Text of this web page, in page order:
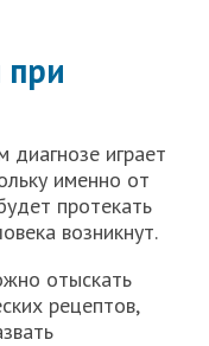
при
играет
именно от
протекать
возникнут.
отыскать
рецептов,